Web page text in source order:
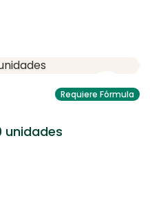
Requiere Fórmula
unidades